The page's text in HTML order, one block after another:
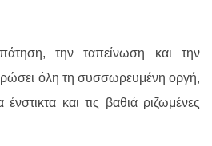
την ταπείνωση και την
όλη τη συσσωρευμένη οργή,
και τις βαθιά ριζωμένες